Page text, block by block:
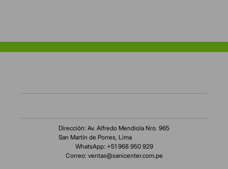
Dirección: Av. Alfredo Mendiola Nro. 965
San Martín de Porres, Lima
WhatsApp: +51 968 950 929
Correo: ventas@sanicenter.com.pe